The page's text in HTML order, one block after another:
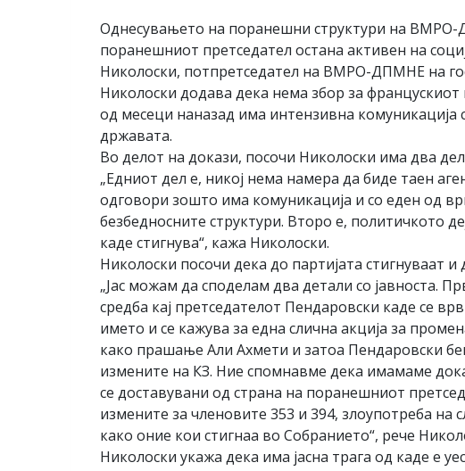
Однесувањето на поранешни структури на ВМРО-
поранешниот претседател остана активен на
Николоски, потпретседател на ВМРО-ДПМНЕ на
Николоски додава дека нема збор за
од месеци наназад има интензивна
државата.
Во делот на докази, посочи Николоски има два
„Едниот дел е, никој нема намера да биде таен
одговори зошто има комуникација и со еден од
безбедносните структури. Второ е, политичкото
каде стигнува“, кажа Николоски.
Николоски посочи дека до партијата стигнуваат
„Јас можам да споделам два детали со јавноста.
средба кај претседателот Пендаровски каде се
името и се кажува за една слична акција за
како прашање Али Ахмети и затоа Пендаровски
измените на КЗ. Ние спомнавме дека имамаме
се доставувани од страна на поранешниот
измените за членовите 353 и 394, злоупотреба
како оние кои стигнаа во Собранието“, рече
Николоски укажа дека има јасна трага од каде е